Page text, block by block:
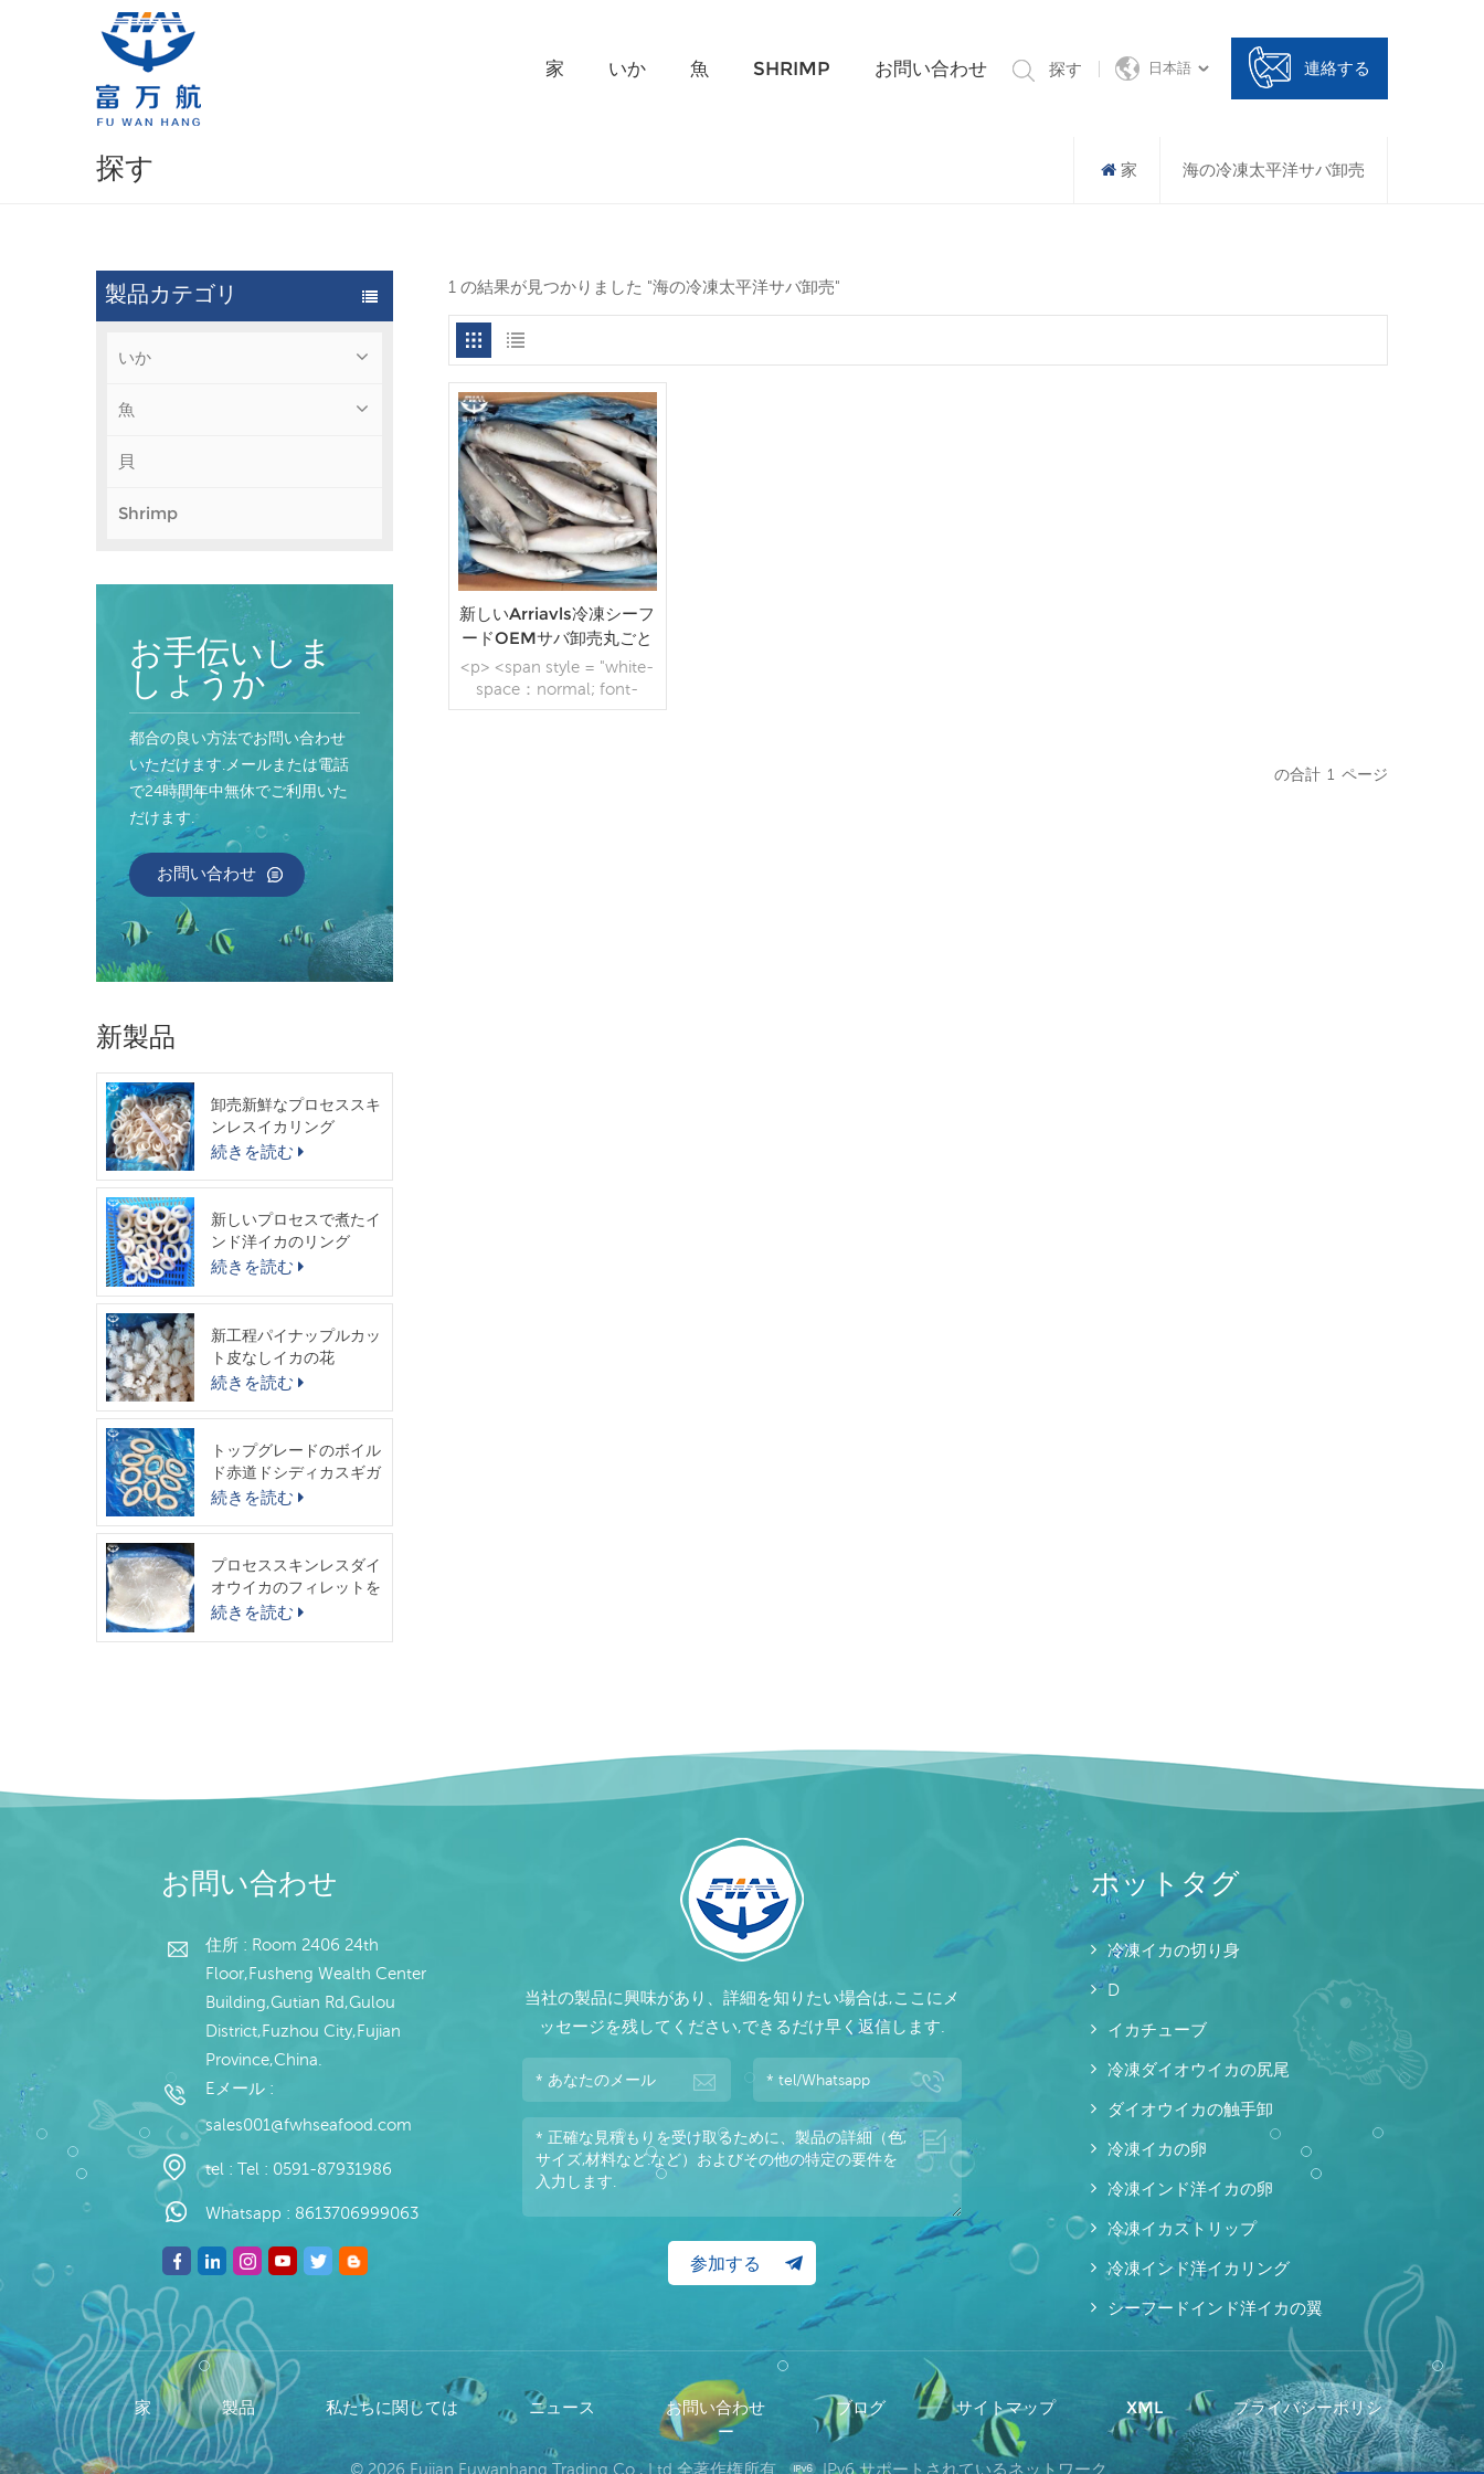
家 いか 魚 SHRIMP お問い合わせ 探す 日本語 連絡する
探す 家 海の冷凍太平洋サバ卸売
製品カテゴリ
いか
魚
貝
Shrimp
お手伝いしま
しょうか
都合の良い方法でお問い合わせ
いただけます.メールまたは電話
で24時間年中無休でご利用いた
だけます.
お問い合わせ
新製品
卸売新鮮なプロセススキ
ンレスイカリング
続きを読む
新しいプロセスで煮たイ
ンド洋イカのリング
続きを読む
新工程パイナップルカッ
ト皮なしイカの花
続きを読む
トップグレードのボイル
ド赤道ドシディカスギガ
スイカリング
続きを読む
プロセススキンレスダイ
オウイカのフィレットを
出荷する準備ができまし
続きを読む
1 の結果が見つかりました "海の冷凍太平洋サバ卸売"
新しいArriavls冷凍シーフ
ードOEMサバ卸売丸ごと
魚
<p> <span style = "white-
space：normal; font-
family：MicrosoftYaHei;">
の合計 1 ページ
お問い合わせ
住所 : Room 2406 24th
Floor,Fusheng Wealth Center
Building,Gutian Rd,Gulou
District,Fuzhou City,Fujian
Province,China.
Eメール :
sales001@fwhseafood.com
tel : Tel : 0591-87931986
Whatsapp : 8613706999063
当社の製品に興味があり、詳細を知りたい場合は,ここにメ
ッセージを残してください,できるだけ早く返信します.
ホットタグ
冷凍イカの切り身
D
イカチューブ
冷凍ダイオウイカの尻尾
ダイオウイカの触手卸
冷凍イカの卵
冷凍インド洋イカの卵
冷凍イカストリップ
冷凍インド洋イカリング
シーフードインド洋イカの翼
家 製品 私たちに関しては ニュース お問い合わせ ブログ サイトマップ XML
プライバシーポリシ
ー
© 2026 Fujian Fuwanhang Trading Co., Ltd 全著作権所有. IPv6 サポートされているネットワーク